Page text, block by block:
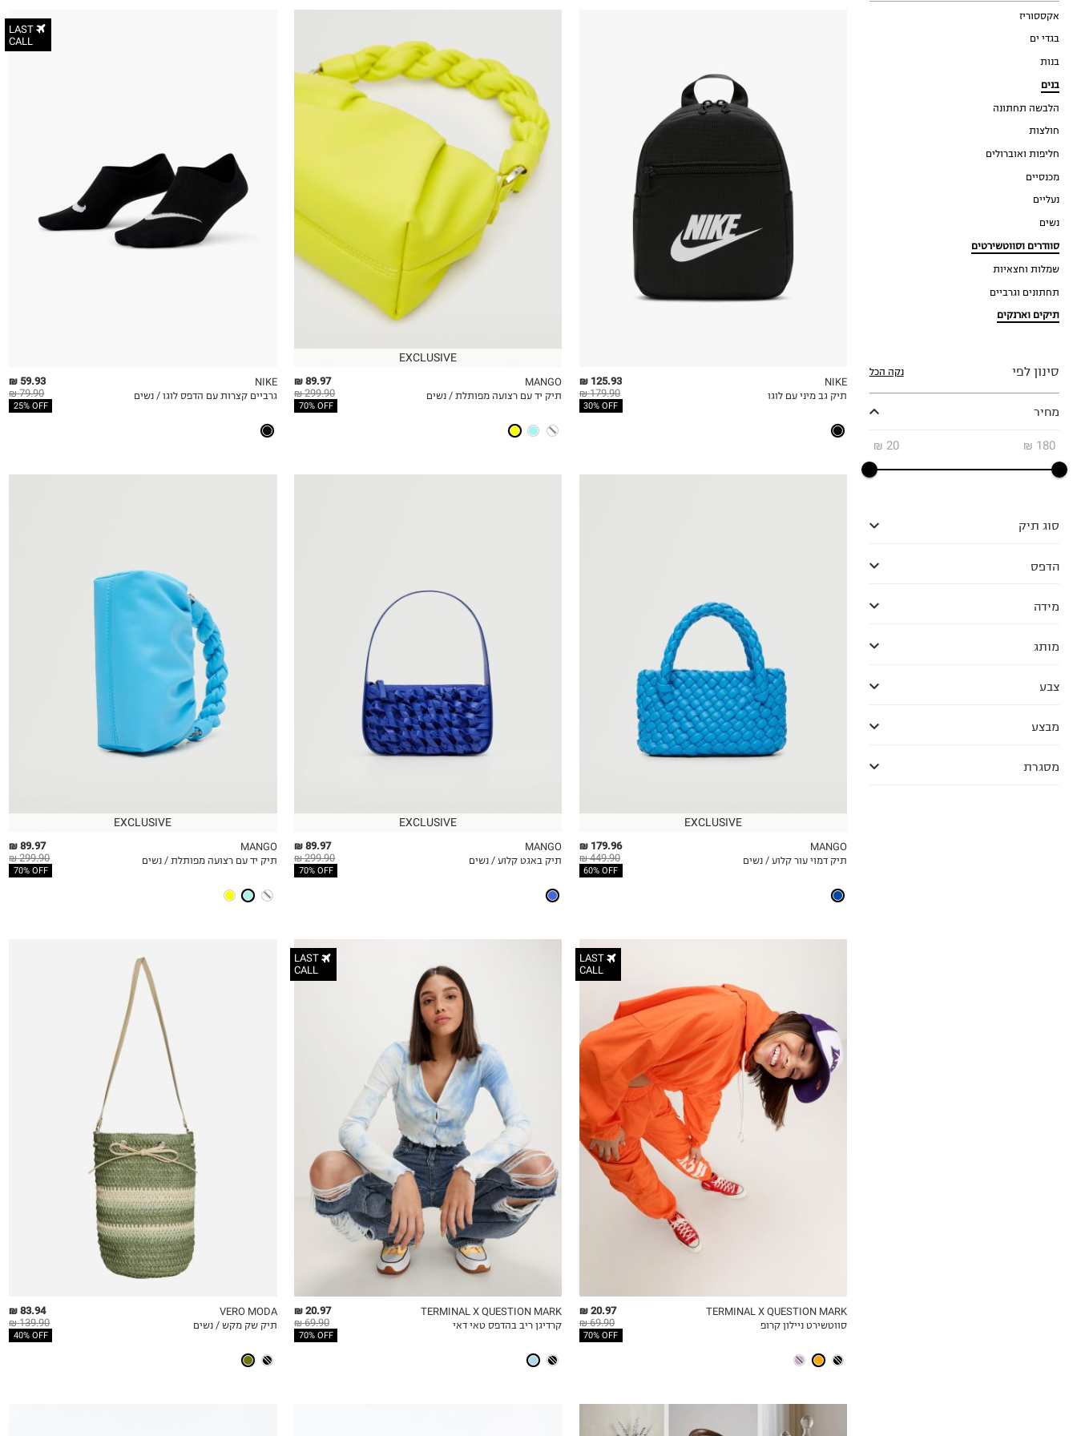
אני רוצה לקבל מטרמינל איקס מידע ופרסום על הטבות,
עדכונים וקולקציות חדשות באמצעי התקשרות
והטכנולוגיה השונים כגון: דוא"ל/ סמס/ וואטסאפ ועוד.
ידוע לי כי באפשרותי לבטל את ההסכמה בכל עת באיזור
האישי או בפנייה לsupport@terminalx.com. למידע
נוסף על אופן השימוש במידע האישי ראו את
אקססוריז
בגדי ים
בנות
בנים
הלבשה תחתונה
חולצות
חליפות ואוברולים
מכנסיים
נעליים
נשים
סוודרים וסווטשירטים
שמלות וחצאיות
תחתונים וגרביים
תיקים וארנקים
סינון לפי נקה הכל
מחיר
20
₪ 180
₪
סוג תיק
הדפס
מידה
מותג
צבע
מבצע
מסגרת
MY LIST
125.93 ₪
179.90 ₪
30% OFF
NIKE
תיק גב מיני עם לוגו
EXCLUSIVE
MY LIST
89.97 ₪
299.90 ₪
70% OFF
MANGO
תיק יד עם רצועה מפותלת / נשים
LAST
CALL
MY LIST
46-50
59.93 ₪
79.90 ₪
25% OFF
NIKE
גרביים קצרות עם הדפס לוגו / נשים
EXCLUSIVE
MY LIST
OneSize
179.96 ₪
449.90 ₪
60% OFF
MANGO
תיק דמוי עור קלוע / נשים
EXCLUSIVE
MY LIST
89.97 ₪
299.90 ₪
70% OFF
MANGO
תיק באגט קלוע / נשים
EXCLUSIVE
MY LIST
89.97 ₪
299.90 ₪
70% OFF
MANGO
תיק יד עם רצועה מפותלת / נשים
LAST
CALL
MY LIST
20.97 ₪
69.90 ₪
70% OFF
TERMINAL X QUESTION MARK
סווטשירט ניילון קרופ
LAST
CALL
MY LIST
XS
S
M
L
20.97 ₪
69.90 ₪
70% OFF
TERMINAL X QUESTION MARK
קרדיגן ריב בהדפס טאי דאי
MY LIST
83.94 ₪
139.90 ₪
40% OFF
VERO MODA
תיק שק מקש / נשים